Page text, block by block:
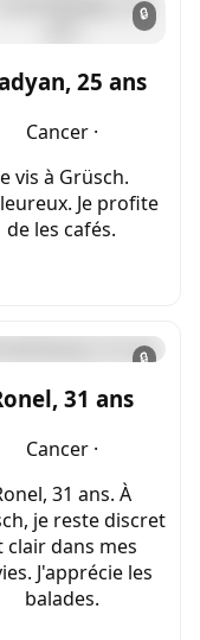
🔒
25 ans
Cancer ·
vis à Grüsch.
Je profite
de les cafés.
🔒
31 ans
Cancer ·
31 ans. À
je reste discret
clair dans mes
J'apprécie les
balades.